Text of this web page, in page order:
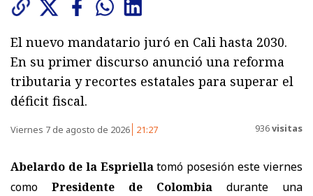
El nuevo mandatario juró en Cali hasta 2030.
En su primer discurso anunció una reforma
tributaria y recortes estatales para superar el
déficit fiscal.
Viernes 7 de agosto de 2026 21:27 936visitas
Abelardo de la Espriellatomó posesión este viernes
como Presidente de Colombia durante una